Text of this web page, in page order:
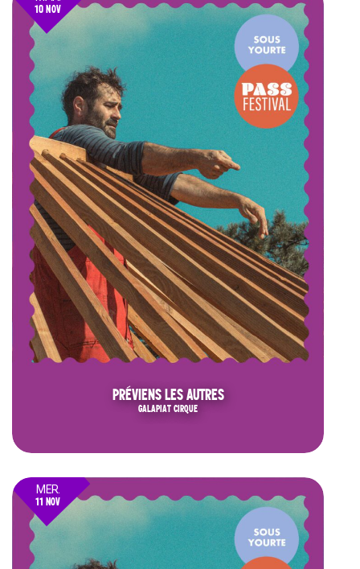
10 NOV
PRÉVIENS LES AUTRES
GALAPIAT CIRQUE
MER.
11 NOV